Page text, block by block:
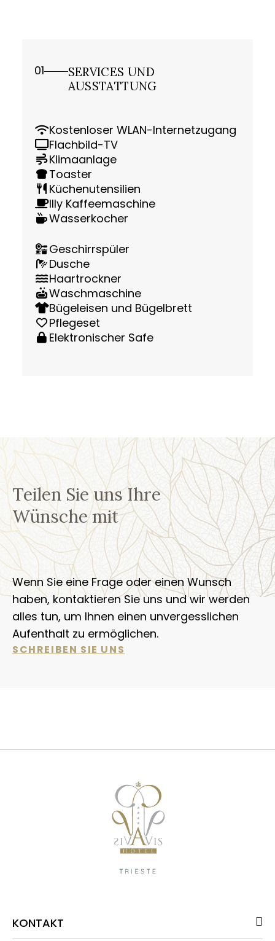
01
SERVICES UND
AUSSTATTUNG
Kostenloser WLAN-Internetzugang
Flachbild-TV
Klimaanlage
Toaster
Küchenutensilien
Illy Kaffeemaschine
Wasserkocher
Geschirrspüler
Dusche
Haartrockner
Waschmaschine
Bügeleisen und Bügelbrett
Pflegeset
Elektronischer Safe
Teilen Sie uns Ihre
Wünsche mit
Wenn Sie eine Frage oder einen Wunsch
haben, kontaktieren Sie uns und wir werden
alles tun, um Ihnen einen unvergesslichen
Aufenthalt zu ermöglichen.
SCHREIBEN SIE UNS
KONTAKT